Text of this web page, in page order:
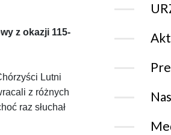
z okazji 115-
Lutni
z różnych
raz słuchał